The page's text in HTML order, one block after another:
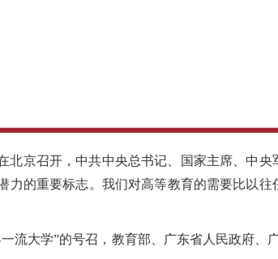
京召开，中共中央总书记、国家主席、中央
力的重要标志。我们对高等教育的需要比以
大学”的号召，教育部、广东省人民政府、